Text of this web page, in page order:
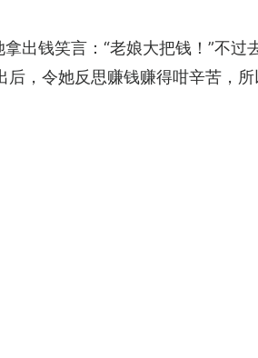
出钱笑言：“老娘大把钱！”不过
，令她反思赚钱赚得咁辛苦，